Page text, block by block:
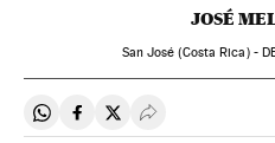
JOSÉ
San José (Costa Rica) -
Compartir en Whatsapp
Compartir en Facebook
Compartir en Twitter
Desplegar